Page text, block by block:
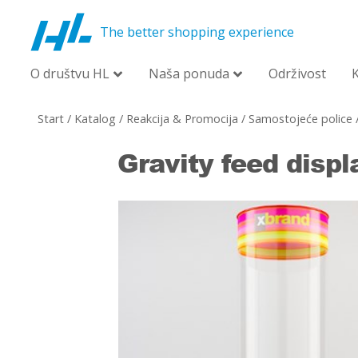
The better shopping experience
O društvu HL Naša ponuda Održivost
Start / Katalog / Reakcija & Promocija / Samostojeće police
Gravity feed